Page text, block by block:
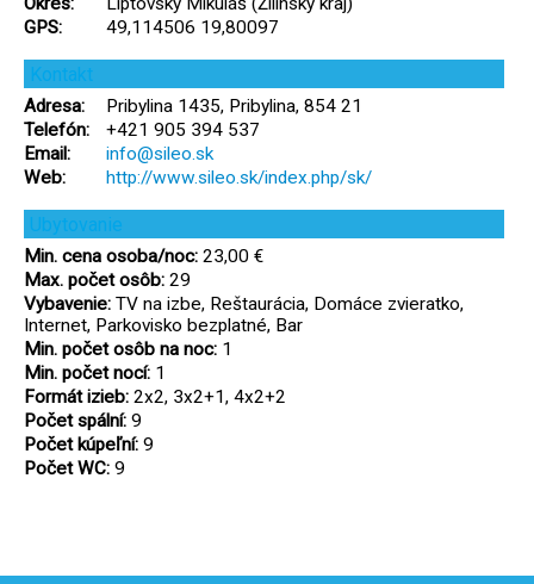
GPS:
49,114506 19,80097
Kontakt
Adresa:
Pribylina 1435, Pribylina, 854 21
Telefón:
+421 905 394 537
Email:
info@sileo.sk
Web:
http://www.sileo.sk/index.php/sk/
Ubytovanie
Min. cena osoba/noc: 23,00 €
Max. počet osôb: 29
Vybavenie: TV na izbe, Reštaurácia, Domáce zvieratko,
Internet, Parkovisko bezplatné, Bar
Min. počet osôb na noc: 1
Min. počet nocí: 1
Formát izieb: 2x2, 3x2+1, 4x2+2
Počet spální: 9
Počet kúpeľní: 9
Počet WC: 9